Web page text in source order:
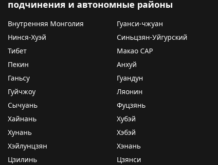
подчинения и автономные районы
Внутренняя Монголия
Гуанси-чжуан
Нинся-Хуэй
Синьцзян-Уйгурский
Тибет
Макао САР
Пекин
Анхуй
Ганьсу
Гуандун
Гуйчжоу
Ляонин
Сычуань
Фуцзянь
Хайнань
Хубэй
Хунань
Хэбэй
Хэйлунцзян
Хэнань
Цзилинь
Цзянси